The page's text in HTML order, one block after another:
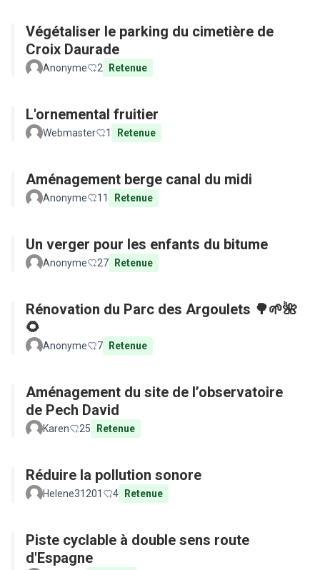
Végétaliser le parking du cimetière de
Croix Daurade
Anonyme 2 Retenue
L'ornemental fruitier
Webmaster 1 Retenue
Aménagement berge canal du midi
Anonyme 11 Retenue
Un verger pour les enfants du bitume
Anonyme 27 Retenue
Rénovation du Parc des Argoulets 🌳🌱🌺
🌻
Anonyme 7 Retenue
Aménagement du site de l’observatoire
de Pech David
Karen 25 Retenue
Réduire la pollution sonore
Helene31201 4 Retenue
Piste cyclable à double sens route
d'Espagne